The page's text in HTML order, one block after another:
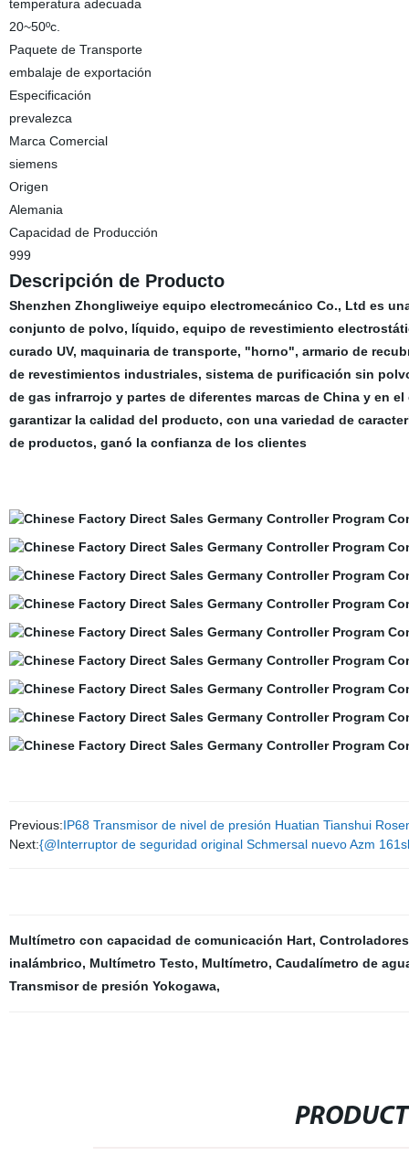
temperatura adecuada
20~50ºc.
Paquete de Transporte
embalaje de exportación
Especificación
prevalezca
Marca Comercial
siemens
Origen
Alemania
Capacidad de Producción
999
Descripción de Producto
Shenzhen Zhongliweiye equipo electromecánico Co., Ltd es
conjunto de polvo, líquido, equipo de revestimiento
curado UV, maquinaria de transporte, "horno", armario de
de revestimientos industriales, sistema de purificación sin
de gas infrarrojo y partes de diferentes marcas de China y en
garantizar la calidad del producto, con una variedad de
de productos, ganó la confianza de los clientes
Previous:IP68 Transmisor de nivel de presión Huatian Tianshui
Next:{@Interruptor de seguridad original Schmersal nuevo Azm
Multímetro con capacidad de comunicación Hart,
inalámbrico, Multímetro Testo, Multímetro, Caudalímetro de
Transmisor de presión Yokogawa,